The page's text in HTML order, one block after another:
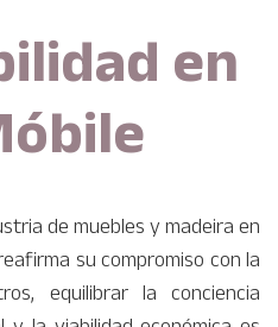
un impacto positivo en el
al sector del mueble con
los desafíos del
en toda nuestra
en
de muebles y madeira en
su compromiso con la
equilibrar la conciencia